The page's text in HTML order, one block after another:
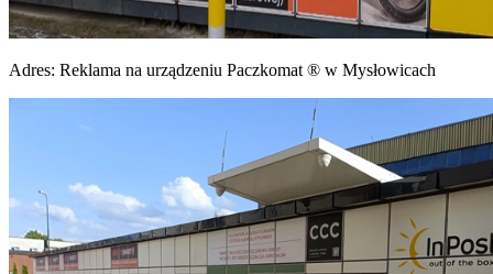
Adres: Reklama na urządzeniu Paczkomat ® w Mysłowicach